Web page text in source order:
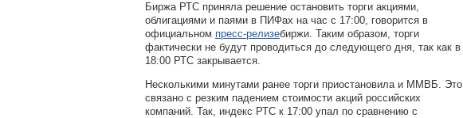
Биржа РТС приняла решение остановить торги акциями,
облигациями и паями в ПИФах на час с 17:00, говорится в
официальном пресс-релизебиржи. Таким образом, торги
фактически не будут проводиться до следующего дня, так как в
18:00 РТС закрывается.
Несколькими минутами ранее торги приостановила и ММВБ. Это
связано с резким падением стоимости акций российских
компаний. Так, индекс РТС к 17:00 упал по сравнению с